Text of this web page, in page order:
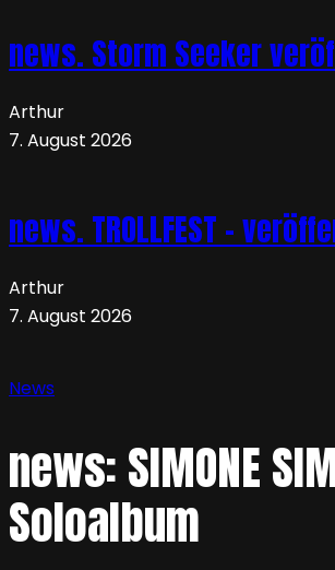
news. Storm Seeker
Arthur
7. August 2026
news. TROLLFEST –
Arthur
7. August 2026
News
news: SIMONE
Soloalbum